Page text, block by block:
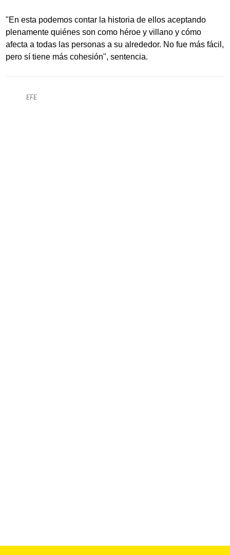
"En esta podemos contar la historia de ellos aceptando
plenamente quiénes son como héroe y villano y cómo
afecta a todas las personas a su alrededor. No fue más fácil,
pero sí tiene más cohesión", sentencia.
EFE